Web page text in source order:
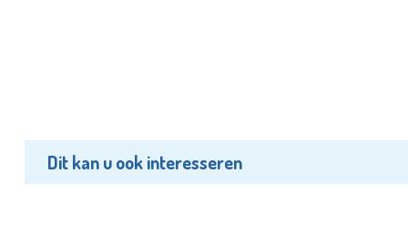
Dit kan u ook interesseren